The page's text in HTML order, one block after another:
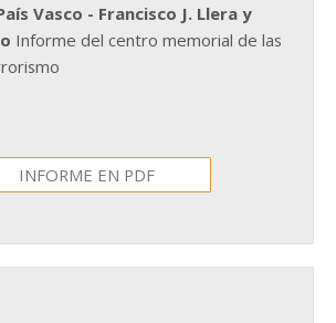
Vasco - Francisco J. Llera y
Informe del centro memorial de las
INFORME EN PDF